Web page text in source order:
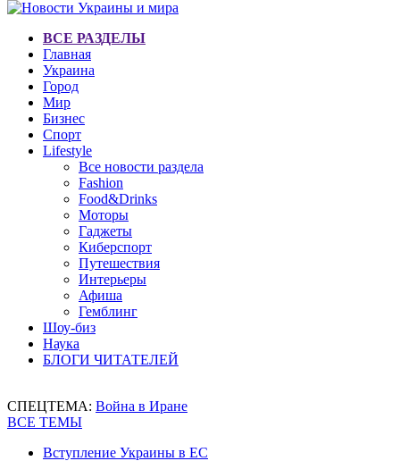
ВСЕ РАЗДЕЛЫ
Главная
Украина
Город
Мир
Бизнес
Спорт
Lifestyle
Все новости раздела
Fashion
Food&Drinks
Моторы
Гаджеты
Киберспорт
Путешествия
Интерьеры
Афиша
Гемблинг
Шоу-биз
Наука
БЛОГИ ЧИТАТЕЛЕЙ
СПЕЦТЕМА: Война в Иране
ВСЕ ТЕМЫ
Вступление Украины в ЕС